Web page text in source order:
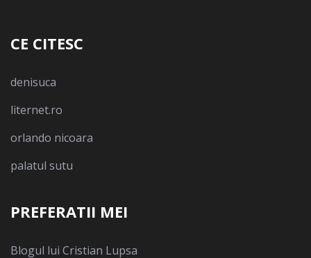
CE CITESC
denisuca
liternet.ro
orlando nicoara
palatul sutu
PREFERATII MEI
Blogul lui Cristian Lupsa